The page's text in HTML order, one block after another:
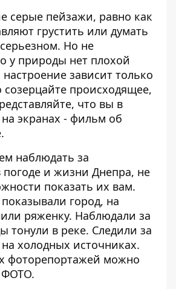
серые пейзажи, равно как
грустить или думать
Но не
у природы нет плохой
зависит только
созерцайте происходящее,
что вы в
экранах - фильм об
наблюдать за
и жизни Днепра, не
показать их вам.
город, на
ряженку. Наблюдали за
тонули в реке. Следили за
холодных источниках.
фоторепортажей можно
ФОТО.